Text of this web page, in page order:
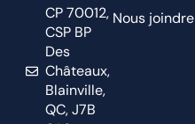
CP 70012,
CSP BP
Des
Châteaux,
Blainville,
QC, J7B
Nous joindre